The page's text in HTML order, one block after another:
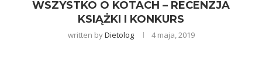
WSZYSTKO O KOTACH – RECENZJA
KSIĄŻKI I KONKURS
written byDietolog 4 maja, 2019